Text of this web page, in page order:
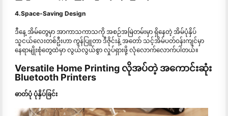
4.Space-Saving Design
ဒီနေ့ အိမ်တွေမှာ အာကာသကာသကို အစဉ်အမြဲတမ်းမှာ ရှိနေတဲ့ အိမ်ပုံနှိပ်
သူငယ်လေးတစ်ဦးဟာ ကွန်ပြူတာ ဒီဇိုင်းနဲ့ အတော် သင့်အိမ်ပတ်ဝန်းကျင်မှာ
နေရာမျိုးစုံတွေထဲမှာ လွယ်လွယ်စွာ လှုပ်ရှားဖို့ လုံလောက်လောက်ပါတယ်။
Versatile Home Printing လိုအပ်တဲ့ အကောင်းဆုံး
Bluetooth Printers
ဓာတ်ပုံ ပုံနှိပ်ခြင်း